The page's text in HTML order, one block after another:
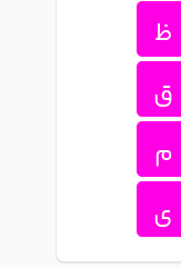
ظ
ق
م
ی